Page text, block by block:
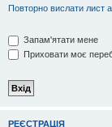
Повторно вислати лист
Запам'ятати мене
Приховати моє
РЕЄСТРАЦІЯ